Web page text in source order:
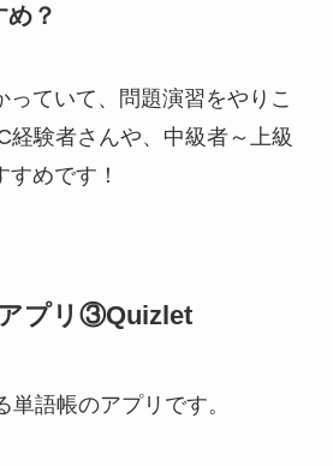
め？
っていて、問題演習をやりこ
経験者さんや、中級者～上級
めです！
プリ③Quizlet
語帳のアプリです。